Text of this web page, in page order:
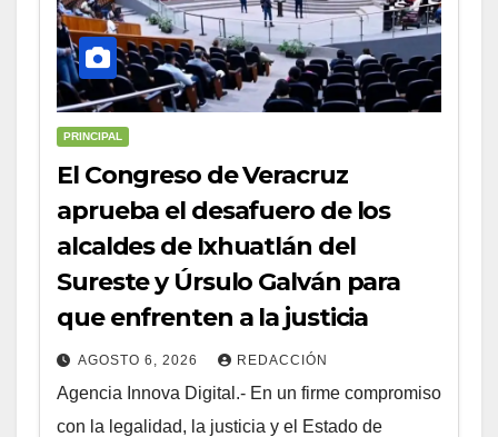
PRINCIPAL
El Congreso de Veracruz
aprueba el desafuero de los
alcaldes de Ixhuatlán del
Sureste y Úrsulo Galván para
que enfrenten a la justicia
AGOSTO 6, 2026 REDACCIÓN
Agencia Innova Digital.- En un firme compromiso
con la legalidad, la justicia y el Estado de